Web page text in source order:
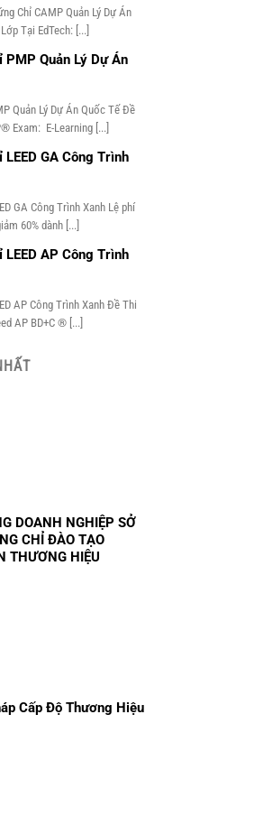
Chỉ CAMP Quản Lý Dự Án
Tại EdTech: [...]
PMP Quản Lý Dự Án
Quản Lý Dự Án Quốc Tế Đề
Exam: E-Learning [...]
LEED GA Công Trình
GA Công Trình Xanh Lệ phí
60% dành [...]
LEED AP Công Trình
AP Công Trình Xanh Đề Thi
AP BD+C ® [...]
DOANH NGHIỆP SỞ
CHỈ ĐÀO TẠO
THƯƠNG HIỆU
Cấp Độ Thương Hiệu